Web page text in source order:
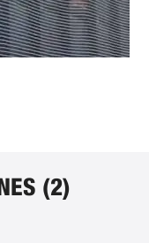
(2)